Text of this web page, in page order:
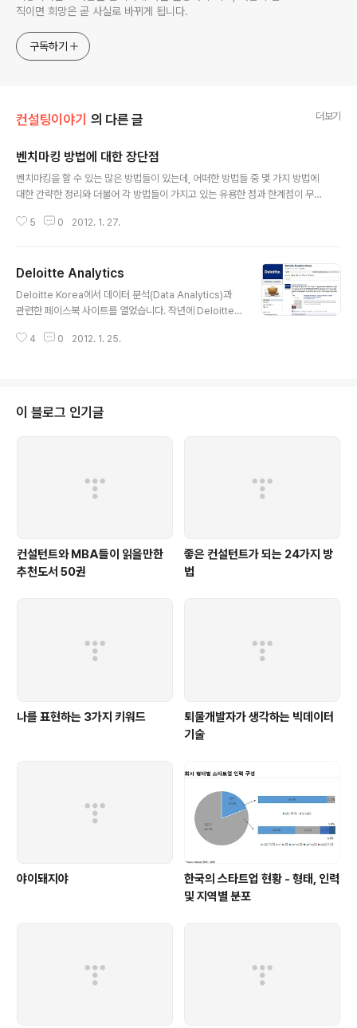
직이면 희망은 곧 사실로 바뀌게 됩니다.
구독하기
컨설팅이야기 의 다른 글 더보기
벤치마킹 방법에 대한 장단점
벤치마킹을 할 수 있는 많은 방법들이 있는데, 어떠한 방법들 중 몇 가지 방법에
대한 간략한 정리와 더불어 각 방법들이 가지고 있는 유용한 점과 한계점이 무
s from SungHyuk Park 벤치마킹이 필요하신 경우, 처한 환경에 따라 적절
5 0 2012. 1. 27.
Deloitte Analytics
Deloitte Korea에서 데이터 분석(Data Analytics)과
관련한 페이스북 사이트를 열었습니다. 작년에 Deloitte
er Of Excellence) 조직을 한국에 만들었는데, 올해 드
가는 주제이기도 합니다. 최근 빅 데이터(Big Data)와 관
련해서 많은 분들이 관심을 가지고 있기도 하고, 또한 앞으
4 0 2012. 1. 25.
이 블로그 인기글
컨설턴트와 MBA들이 읽을만한
추천도서 50권
좋은 컨설턴트가 되는 24가지 방
법
나를 표현하는 3가지 키워드
퇴물개발자가 생각하는 빅데이터
기술
야이돼지야
한국의 스타트업 현황 - 형태, 인력
및 지역별 분포